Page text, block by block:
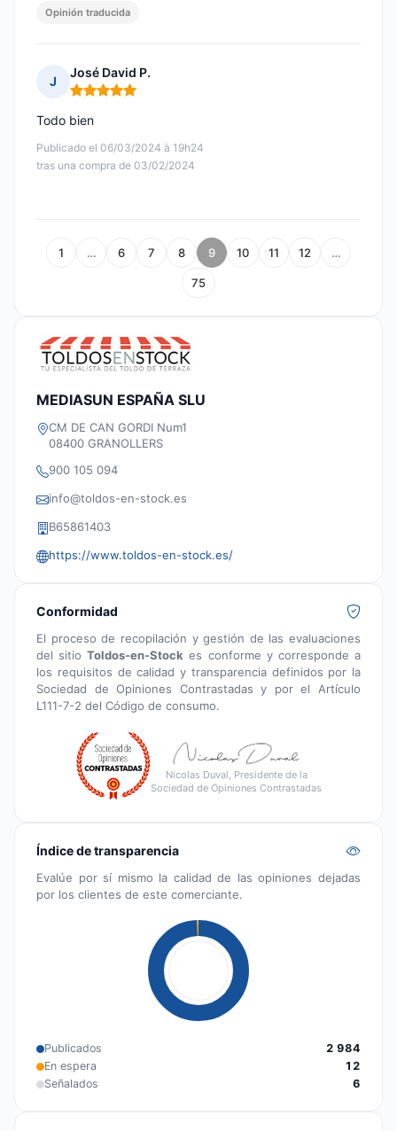
Opinión traducida
J
José David P.
Nota: 5 de 5
Publicado el 06/03/2024 à 19h24
tras una compra de 03/02/2024
Todo bien
1 … 6 7 8 9 10 11 12 …
75
MEDIASUN ESPAÑA SLU
CM DE CAN GORDI Num1
08400 GRANOLLERS
900 105 094
info@toldos-en-stock.es
B65861403
https://www.toldos-en-stock.es/
Conformidad
El proceso de recopilación y gestión de las evaluaciones
del sitioToldos-en-Stock es conforme y corresponde a
los requisitos de calidad y transparencia definidos por la
Sociedad de Opiniones Contrastadas y por el Artículo
L111-7-2 del Código de consumo.
Nicolas Duval, Presidente de la
Sociedad de Opiniones Contrastadas
Índice de transparencia
Evalúe por sí mismo la calidad de las opiniones dejadas
por los clientes de este comerciante.
Publicados
2 984
En espera
12
Señalados
6